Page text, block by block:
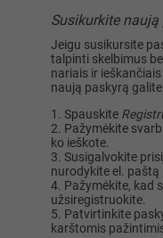
Susikurkite naują
Jeigu susikursite
talpinti skelbimus
nariais ir
naują paskyrą
Spauskite
Pažymėkite
ko ieškote.
Susigalvokite
nurodykite el. paštą
Pažymėkite, kad
užsiregistruokite.
Patvirtinkite
karštomis